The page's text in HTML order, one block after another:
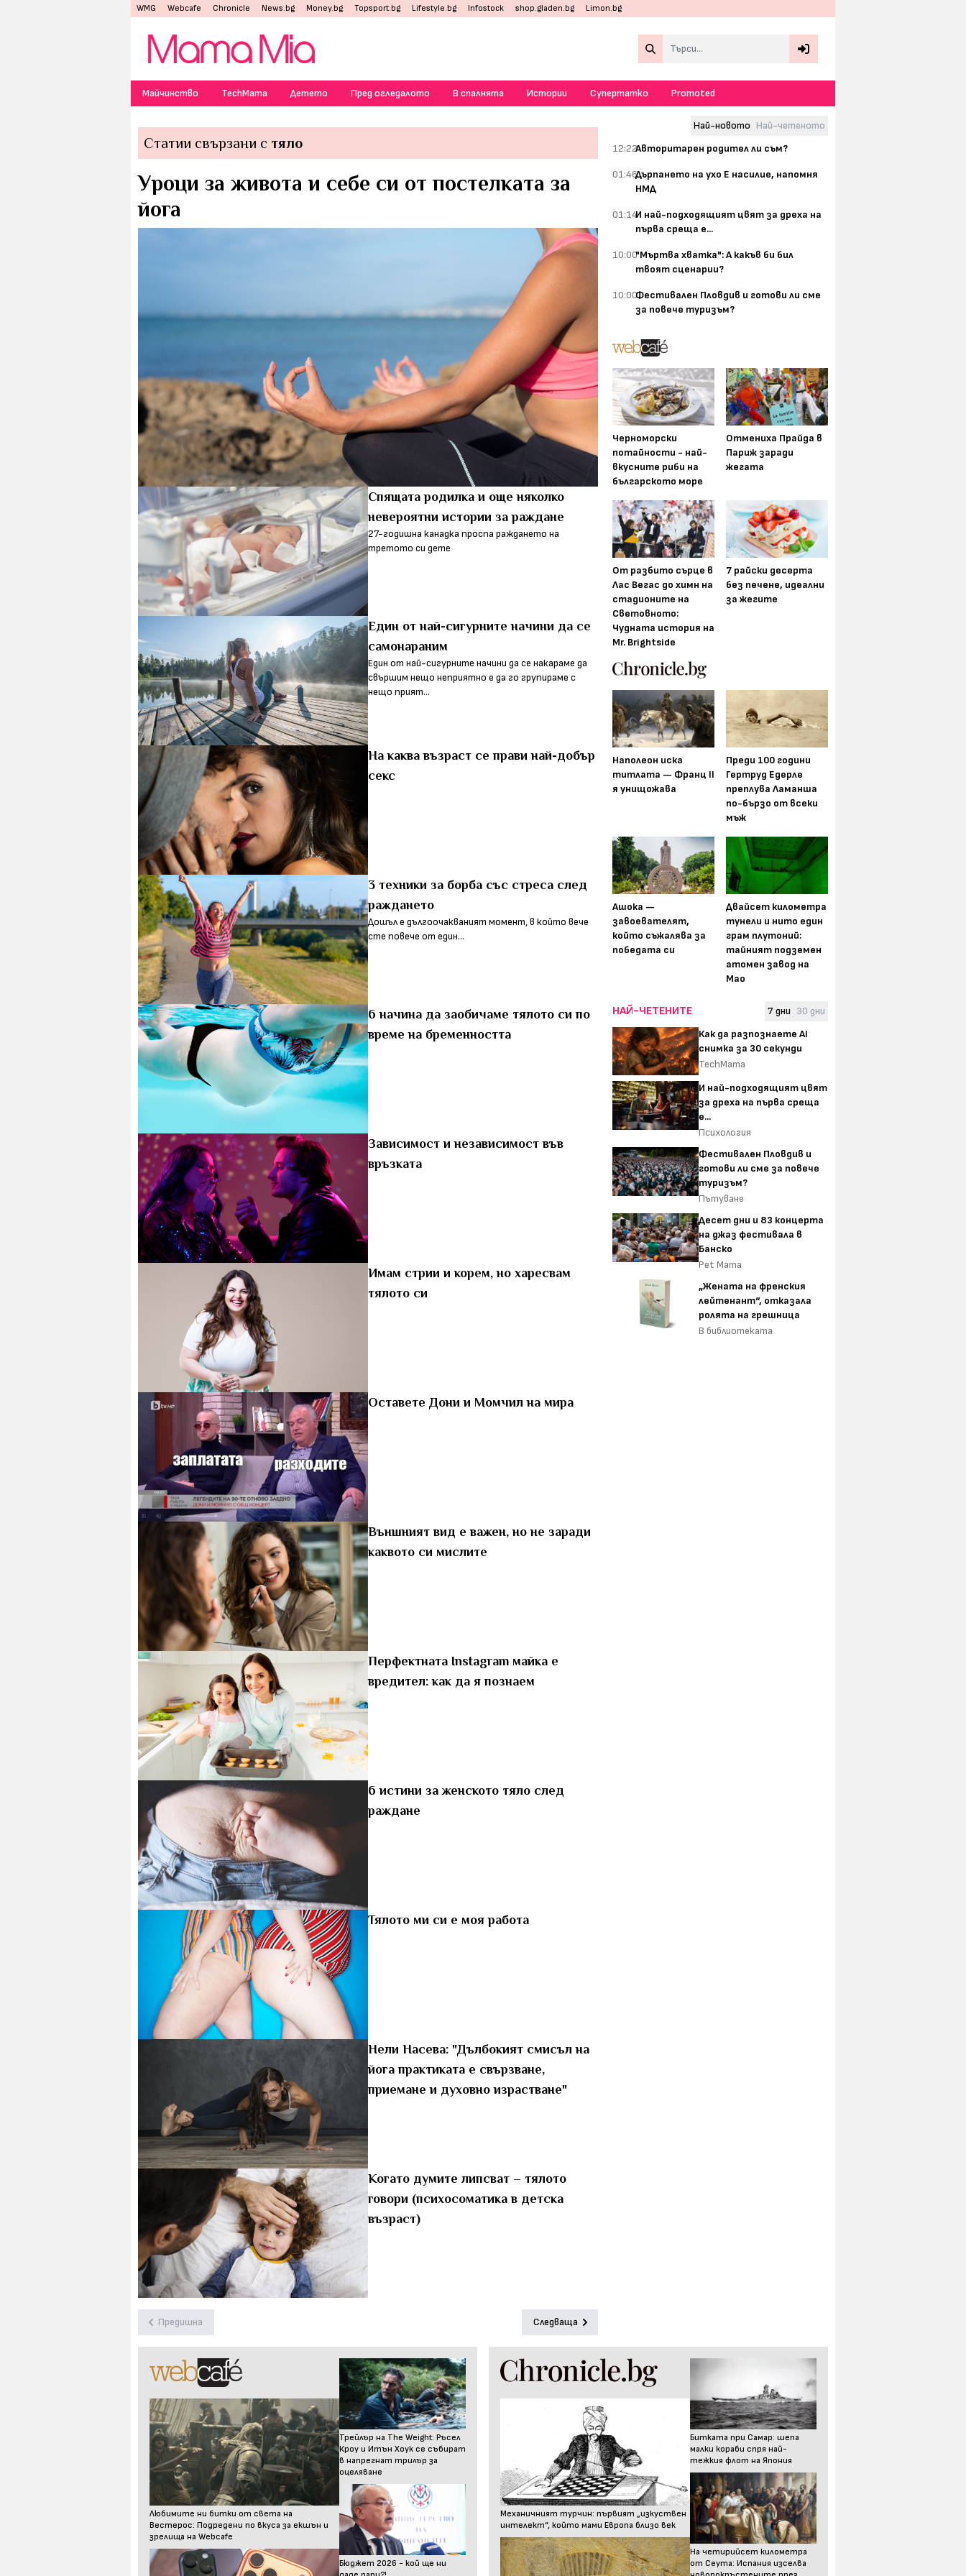
WMG Webcafe Chronicle News.bg Money.bg Topsport.bg Lifestyle.bg Infostock shop.gladen.bg Limon.bg
Майчинство TechMama Детето Пред огледалото В спалнята Истории Супертатко Promoted
Статии свързани с тяло
Уроци за живота и себе си от постелката за
йога
Спящата родилка и още няколко
невероятни истории за раждане
27-годишна канадка проспа раждането на
третото си дете
Един от най-сигурните начини да се
самонараним
Един от най-сигурните начини да се накараме да
свършим нещо неприятно е да го групираме с
нещо прият...
На каква възраст се прави най-добър
секс
3 техники за борба със стреса след
раждането
Дошъл е дългоочакваният момент, в който вече
сте повече от един...
6 начина да заобичаме тялото си по
време на бременността
Зависимост и независимост във
връзката
Имам стрии и корем, но харесвам
тялото си
Оставете Дони и Момчил на мира
Външният вид е важен, но не заради
каквото си мислите
Перфектната Instagram майка е
вредител: как да я познаем
6 истини за женското тяло след
раждане
Тялото ми си е моя работа
Нели Насева: "Дълбокият смисъл на
йога практиката е свързване,
приемане и духовно израстване"
Когато думите липсват – тялото
говори (психосоматика в детска
възраст)
Предишна Следваща
Най-новото Най-четеното
12:22Авторитарен родител ли съм?
01:46Дърпането на ухо Е насилие, напомня
НМД
01:14И най-подходящият цвят за дреха на
първа среща е...
10:00"Мъртва хватка": А какъв би бил
твоят сценарии?
10:00Фестивален Пловдив и готови ли сме
за повече туризъм?
Черноморски
потайности - най-
вкусните риби на
българското море
Отмениха Прайда в
Париж заради
жегата
От разбито сърце в
Лас Вегас до химн на
стадионите на
Световното:
Чудната история на
Mr. Brightside
7 райски десерта
без печене, идеални
за жегите
Наполеон иска
титлата — Франц II
я унищожава
Преди 100 години
Гертруд Едерле
преплува Ламанша
по-бързо от всеки
мъж
Ашока —
завоевателят,
който съжалява за
победата си
Двайсет километра
тунели и нито един
грам плутоний:
тайният подземен
атомен завод на
Мао
НАЙ-ЧЕТЕНИТЕ 7 дни 30 дни
Как да разпознаете AI
снимка за 30 секунди
TechMama
И най-подходящият цвят
за дреха на първа среща
е...
Психология
Фестивален Пловдив и
готови ли сме за повече
туризъм?
Пътуване
Десет дни и 83 концерта
на джаз фестивала в
Банско
Pet Mama
„Жената на френския
лейтенант“, отказала
ролята на грешница
В библиотеката
Любимите ни битки от света на
Вестерос: Подредени по вкуса за екшън и
зрелища на Webcafe
Трейлър на The Weight: Ръсел
Кроу и Итън Хоук се събират
в напрегнат трилър за
оцеляване
Бюджет 2026 - кой ще ни
Механичният турчин: първият „изкуствен
интелект“, който мами Европа близо век
Битката при Самар: шепа
малки кораби спря най-
тежкия флот на Япония
На четирийсет километра
от Сеута: Испания изселва